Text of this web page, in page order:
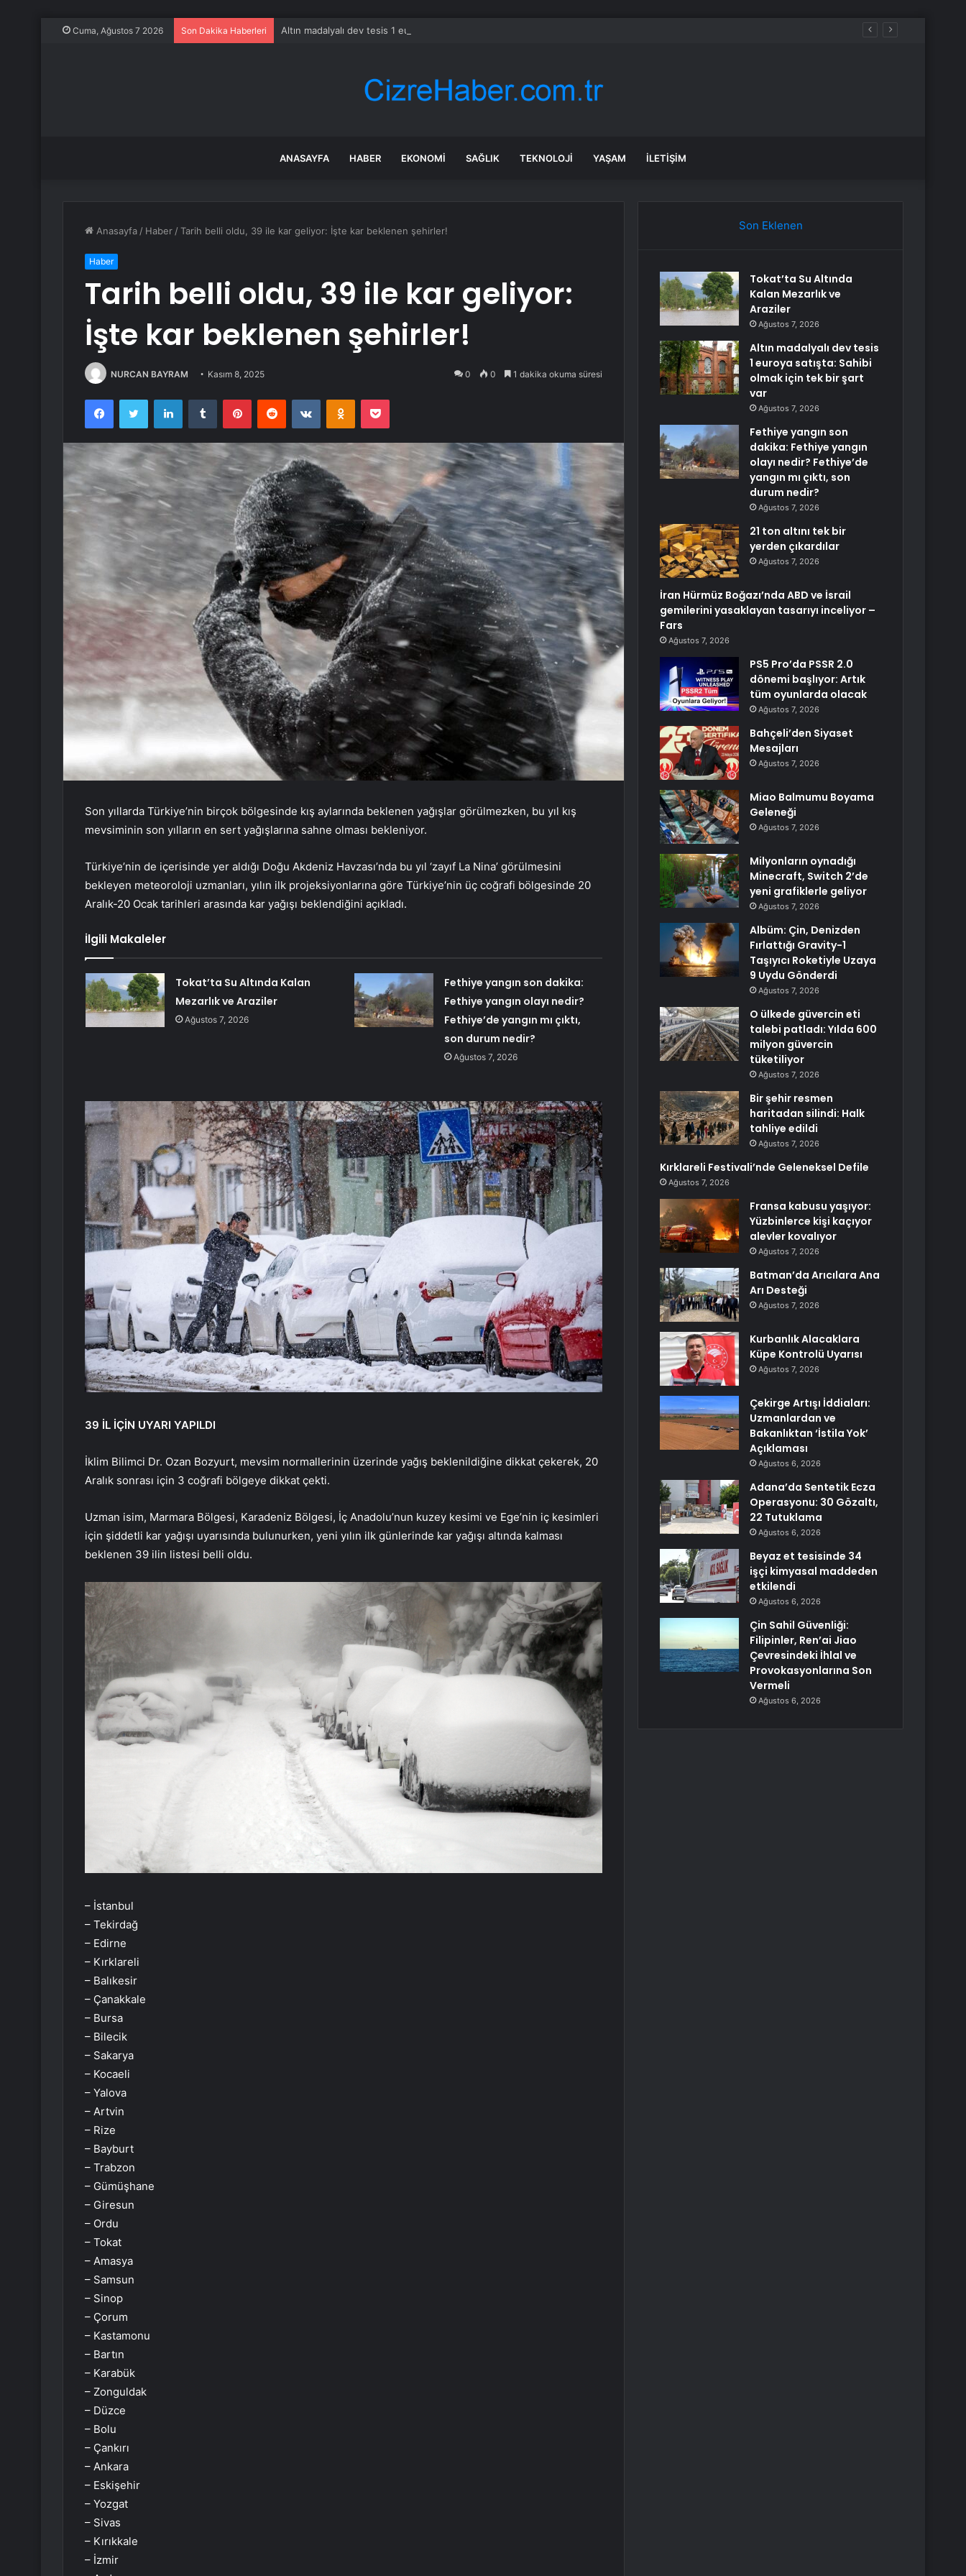
Cuma, Ağustos 7 2026 Son Dakika Haberleri Altın madalyalı dev tesis 1 euroya satışta: Sahibi olmak için tek bir şart var
ANASAYFA HABER EKONOMI SAĞLIK TEKNOLOJI YAŞAM İLETIŞIM
Anasayfa / Haber /Tarih belli oldu, 39 ile kar geliyor: İşte kar beklenen şehirler!
Haber
Tarih belli oldu, 39 ile kar geliyor:
İşte kar beklenen şehirler!
NURCAN BAYRAM Kasım 8, 2025 0 0 1 dakika okuma süresi
FacebookTwitter LinkedInTumblr PinterestReddit VKontakteOdnoklassniki
Pocket
Son yıllarda Türkiye’nin birçok bölgesinde kış aylarında beklenen yağışlar görülmezken, bu yıl kış
mevsiminin son yılların en sert yağışlarına sahne olması bekleniyor.
Türkiye’nin de içerisinde yer aldığı Doğu Akdeniz Havzası’nda bu yıl ‘zayıf La Nina’ görülmesini
bekleyen meteoroloji uzmanları, yılın ilk projeksiyonlarına göre Türkiye’nin üç coğrafi bölgesinde 20
Aralık-20 Ocak tarihleri arasında kar yağışı beklendiğini açıkladı.
İlgili Makaleler
Tokat’ta Su Altında Kalan
Mezarlık ve Araziler
Ağustos 7, 2026
Fethiye yangın son dakika:
Fethiye yangın olayı nedir?
Fethiye’de yangın mı çıktı,
son durum nedir?
Ağustos 7, 2026
39 İL İÇİN UYARI YAPILDI
İklim Bilimci Dr. Ozan Bozyurt, mevsim normallerinin üzerinde yağış beklenildiğine dikkat çekerek, 20
Aralık sonrası için 3 coğrafi bölgeye dikkat çekti.
Uzman isim, Marmara Bölgesi, Karadeniz Bölgesi, İç Anadolu’nun kuzey kesimi ve Ege’nin iç kesimleri
için şiddetli kar yağışı uyarısında bulunurken, yeni yılın ilk günlerinde kar yağışı altında kalması
beklenen 39 ilin listesi belli oldu.
– İstanbul
– Tekirdağ
– Edirne
– Kırklareli
– Balıkesir
– Çanakkale
– Bursa
– Bilecik
– Sakarya
– Kocaeli
– Yalova
– Artvin
– Rize
– Bayburt
– Trabzon
– Gümüşhane
– Giresun
– Ordu
– Tokat
– Amasya
– Samsun
– Sinop
– Çorum
– Kastamonu
– Bartın
– Karabük
– Zonguldak
– Düzce
– Bolu
– Çankırı
– Ankara
– Eskişehir
– Yozgat
– Sivas
– Kırıkkale
– İzmir
Son Eklenen
Tokat’ta Su Altında
Kalan Mezarlık ve
Araziler
Ağustos 7, 2026
Altın madalyalı dev tesis
1 euroya satışta: Sahibi
olmak için tek bir şart
var
Ağustos 7, 2026
Fethiye yangın son
dakika: Fethiye yangın
olayı nedir? Fethiye’de
yangın mı çıktı, son
durum nedir?
Ağustos 7, 2026
21 ton altını tek bir
yerden çıkardılar
Ağustos 7, 2026
İran Hürmüz Boğazı’nda ABD ve İsrail
gemilerini yasaklayan tasarıyı inceliyor –
Fars
Ağustos 7, 2026
PS5 Pro’da PSSR 2.0
dönemi başlıyor: Artık
tüm oyunlarda olacak
Ağustos 7, 2026
Bahçeli’den Siyaset
Mesajları
Ağustos 7, 2026
Miao Balmumu Boyama
Geleneği
Ağustos 7, 2026
Milyonların oynadığı
Minecraft, Switch 2’de
yeni grafiklerle geliyor
Ağustos 7, 2026
Albüm: Çin, Denizden
Fırlattığı Gravity-1
Taşıyıcı Roketiyle Uzaya
9 Uydu Gönderdi
Ağustos 7, 2026
O ülkede güvercin eti
talebi patladı: Yılda 600
milyon güvercin
tüketiliyor
Ağustos 7, 2026
Bir şehir resmen
haritadan silindi: Halk
tahliye edildi
Ağustos 7, 2026
Kırklareli Festivali’nde Geleneksel Defile
Ağustos 7, 2026
Fransa kabusu yaşıyor:
Yüzbinlerce kişi kaçıyor
alevler kovalıyor
Ağustos 7, 2026
Batman’da Arıcılara Ana
Arı Desteği
Ağustos 7, 2026
Kurbanlık Alacaklara
Küpe Kontrolü Uyarısı
Ağustos 7, 2026
Çekirge Artışı İddiaları:
Uzmanlardan ve
Bakanlıktan ‘İstila Yok’
Açıklaması
Ağustos 6, 2026
Adana’da Sentetik Ecza
Operasyonu: 30 Gözaltı,
22 Tutuklama
Ağustos 6, 2026
Beyaz et tesisinde 34
işçi kimyasal maddeden
etkilendi
Ağustos 6, 2026
Çin Sahil Güvenliği:
Filipinler, Ren’ai Jiao
Çevresindeki İhlal ve
Provokasyonlarına Son
Vermeli
Ağustos 6, 2026